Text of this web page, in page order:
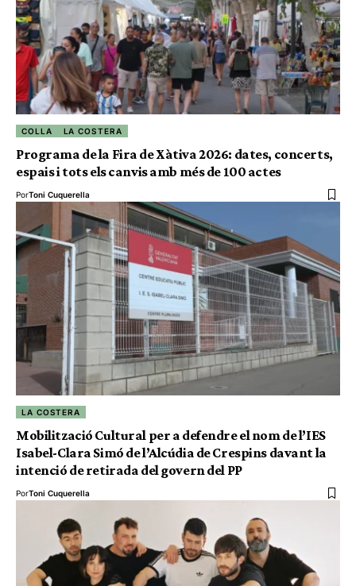
COLLA LA COSTERA
Programa de la Fira de Xàtiva 2026: dates, concerts,
espais i tots els canvis amb més de 100 actes
PorToni Cuquerella
LA COSTERA
Mobilització Cultural per a defendre el nom de l’IES
Isabel-Clara Simó de l’Alcúdia de Crespins davant la
intenció de retirada del govern del PP
PorToni Cuquerella